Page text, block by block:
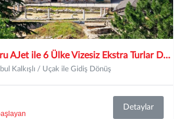
Büyük Balkanlar Turu AJet ile 6 Ülke Vizesiz Ekstra Turlar Dahil | 7 Gece Otel Konaklamalı | İstanbul Çıkışlı Priştine Gidiş
Kalkışlı / Uçak ile Gidiş Dönüş
Detaylar